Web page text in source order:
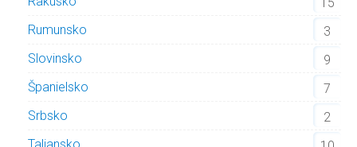
Rumunsko
3
Slovinsko
9
Španielsko
7
Srbsko
2